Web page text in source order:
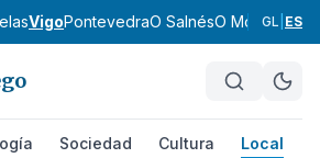
VigoPontevedraO SalnésO MorrazoO
GL ES
Sociedad Cultura Local